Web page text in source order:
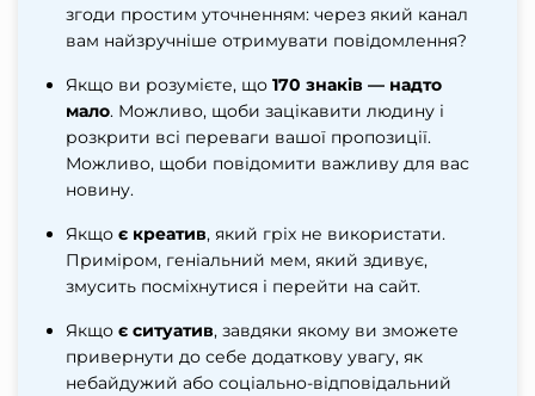
згоди простим уточненням: через який канал
вам найзручніше отримувати повідомлення?
Якщо ви розумієте, що 170 знаків — надто
мало. Можливо, щоби зацікавити людину і
розкрити всі переваги вашої пропозиції.
Можливо, щоби повідомити важливу для вас
новину.
Якщо є креатив, який гріх не використати.
Приміром, геніальний мем, який здивує,
змусить посміхнутися і перейти на сайт.
Якщо є ситуатив, завдяки якому ви зможете
привернути до себе додаткову увагу, як
небайдужий або соціально-відповідальний